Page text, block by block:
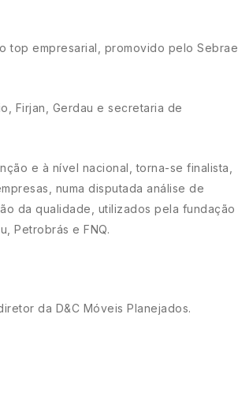
top empresarial, promovido pelo Sebrae,
Firjan, Gerdau e secretaria de
e à nível nacional, torna-se finalista,
numa disputada análise de
da qualidade, utilizados pela fundação
Petrobrás e FNQ.
diretor da D&C Móveis Planejados.